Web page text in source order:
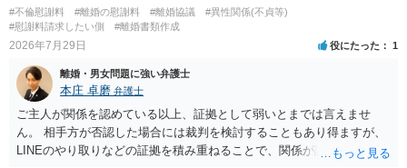
#不倫慰謝料 #離婚の慰謝料 #離婚協議
#異性関係(不貞等)
#慰謝料請求したい側
#離婚書類作成
2026年7月29日 役にたった 1
離婚・男女問題に強い弁護士
本庄 卓磨 弁護士
ご主人が関係を認めている以上、証拠として弱いとまでは言えませ
ん。 相手方が否認した場合には裁判を検討することもあり得ますが、
LINEのやり取りなどの証拠を積み重ねることで、関係が認定される余